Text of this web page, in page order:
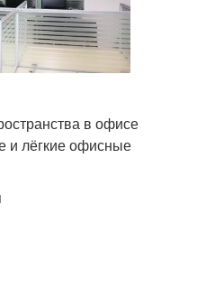
в офисе
и лёгкие офисные